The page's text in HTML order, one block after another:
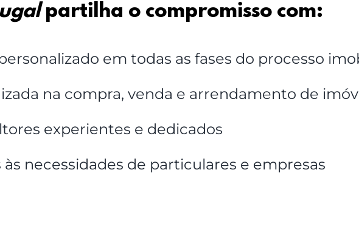
partilha o compromisso com:
em todas as fases do processo
na compra, venda e arrendamento de
experientes e dedicados
necessidades de particulares e empresas